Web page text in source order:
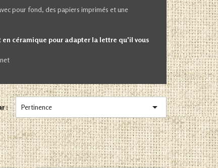
pour fond, des papiers imprimés et une
en céramique pour adapter la lettre qu'il vous
: Pertinence 